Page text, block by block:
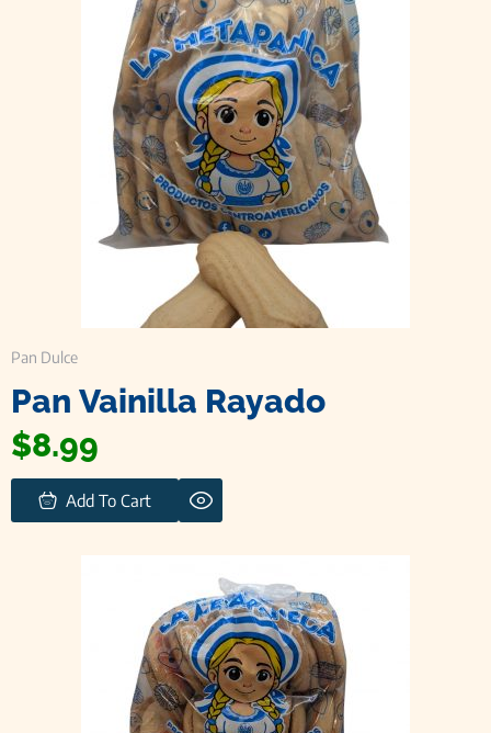
Pan Dulce
Pan Vainilla Rayado
$8.99
Add To Cart